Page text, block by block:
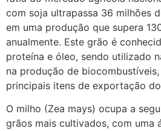
com soja ultrapassa 36 milhões
em uma produção que supera
anualmente. Este grão é
proteína e óleo, sendo utilizado
na produção de
principais itens de exportação
O milho (Zea mays) ocupa a
grãos mais cultivados, com uma